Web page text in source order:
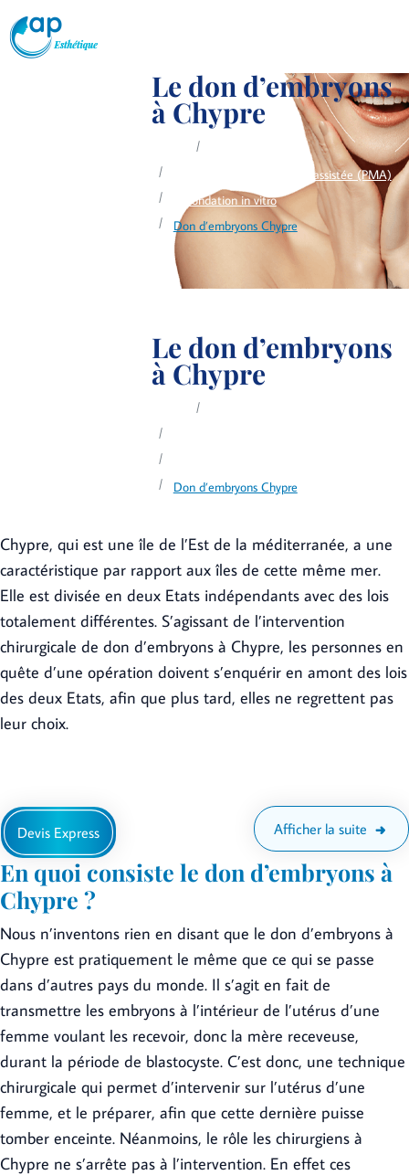
Le don d’embryons
à Chypre
Procréation médicalement assistée (PMA)
Fécondation in vitro
Don d’embryons Chypre
Le don d’embryons
à Chypre
Don d’embryons Chypre
Chypre, qui est une île de l’Est de la méditerranée, a une
caractéristique par rapport aux îles de cette même mer.
Elle est divisée en deux Etats indépendants avec des lois
totalement différentes. S’agissant de l’intervention
chirurgicale de don d’embryons à Chypre, les personnes en
quête d’une opération doivent s’enquérir en amont des lois
des deux Etats, afin que plus tard, elles ne regrettent pas
leur choix.
Afficher la suite
Devis Express
En quoi consiste le don d’embryons à
Chypre ?
Nous n’inventons rien en disant que le don d’embryons à
Chypre est pratiquement le même que ce qui se passe
dans d’autres pays du monde. Il s’agit en fait de
transmettre les embryons à l’intérieur de l’utérus d’une
femme voulant les recevoir, donc la mère receveuse,
durant la période de blastocyste. C’est donc, une technique
chirurgicale qui permet d’intervenir sur l’utérus d’une
femme, et le préparer, afin que cette dernière puisse
tomber enceinte. Néanmoins, le rôle les chirurgiens à
Chypre ne s’arrête pas à l’intervention. En effet ces